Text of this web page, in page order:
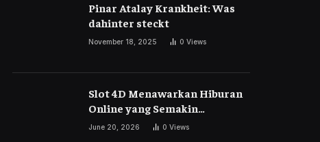
Pinar Atalay Krankheit: Was
dahinter steckt
November 18, 2025 0Views
Slot 4D Menawarkan Hiburan
Online yang Semakin
Berkembang
June 20, 2026 0Views